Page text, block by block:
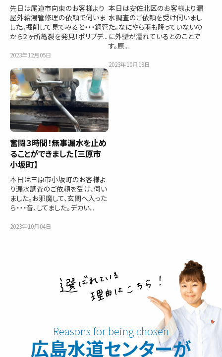
先日は尾道市向東のお客様より
屋外給湯管修理の依頼で伺いま
した。掘削して見てみると・・・銅管
から２ヶ所亀裂を発見！ポリブデ...
2023年12月05日
本日は安佐北区のお客様より漏
水調査のご依頼を受け伺いまし
た。なにやら雨も降っていないの
に外壁が濡れているとのことで
す。原...
2023年10月19日
奮闘３時間！無事漏水を止め
ることができました【三原市
小坂町】
本日は三原市小坂町のお客様よ
り漏水調査のご依頼を受け、伺い
ました。お邪魔して、玄関へ入った
ら・・・音、してました。デカい...
2023年10月04日
広島水道センターが